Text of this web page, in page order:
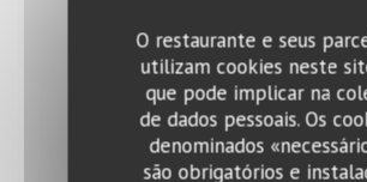
O restaurante e seus
utilizam cookies neste
que pode implicar na
de dados pessoais. Os
denominados
são obrigatórios e